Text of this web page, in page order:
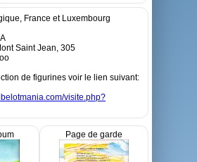
France et Luxembourg
Saint Jean, 305
de figurines voir le lien suivant:
visite.php?
Page de garde